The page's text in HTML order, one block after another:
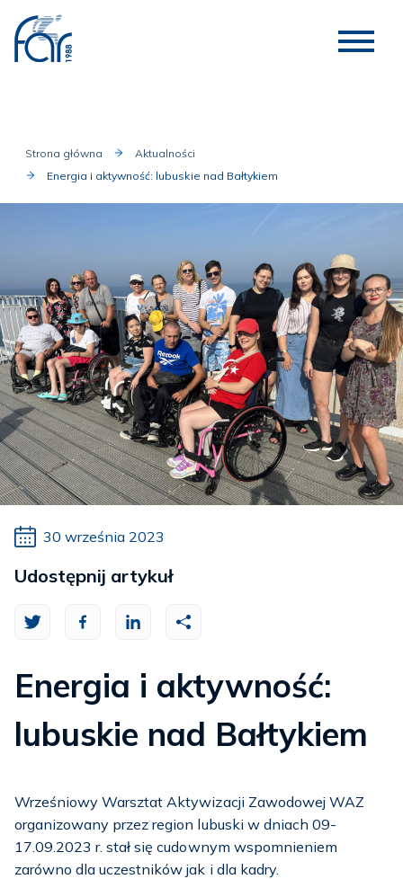
Strona główna
Aktualności
Energia i aktywność: lubuskie nad Bałtykiem
30 września 2023
Energia i aktywność:
lubuskie nad Bałtykiem
Wrześniowy Warsztat Aktywizacji Zawodowej WAZ
organizowany przez region lubuski w dniach 09-
17.09.2023 r. stał się cudownym wspomnieniem
zarówno dla uczestników jak i dla kadry.
Udostępnij artykuł